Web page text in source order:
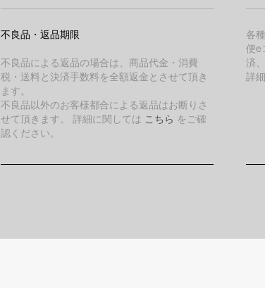
不良品・返品期限
不良品による返品の場合は、商品代金・消費
税・送料と決済手数料を全額返金とさせて頂き
ます。
不良品以外のお客様都合による返品はお断りさ
せて頂きます。 詳細に関しては こちら をご確
認ください。
各
便e
済
詳